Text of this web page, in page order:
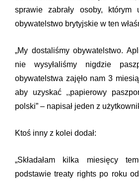
sprawie zabrały osoby, którym
obywatelstwo brytyjskie w ten
„My dostaliśmy obywatelstwo.
nie wysyłaliśmy nigdzie
obywatelstwa zajęło nam 3
aby uzyskać ,,papierowy
polski” – napisał jeden z
Ktoś inny z kolei dodał:
„Składałam kilka miesięcy
podstawie treaty rights po roku